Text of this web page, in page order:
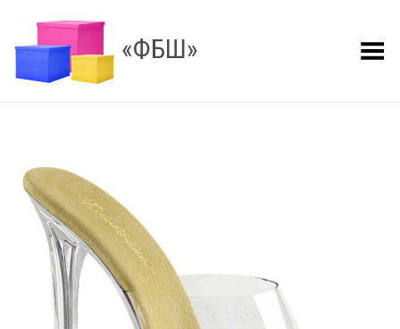
«ФБШ» Показать меню